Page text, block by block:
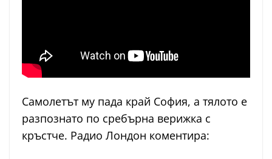
Самолетът му пада край София, а тялото е
разпознато по сребърна верижка с
кръстче. Радио Лондон коментира: